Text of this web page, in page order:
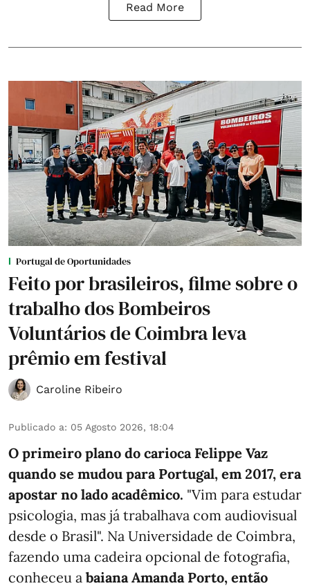
Read More
Portugal de Oportunidades
Feito por brasileiros, filme sobre o
trabalho dos Bombeiros
Voluntários de Coimbra leva
prêmio em festival
Caroline Ribeiro
Publicado a: 05 Agosto 2026, 18:04
O primeiro plano do carioca Felippe Vaz
quando se mudou para Portugal, em 2017, era
apostar no lado acadêmico. "Vim para estudar
psicologia, mas já trabalhava com audiovisual
desde o Brasil". Na Universidade de Coimbra,
fazendo uma cadeira opcional de fotografia,
conheceu a baiana Amanda Porto, então